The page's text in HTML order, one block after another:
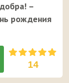
–
рождения
14